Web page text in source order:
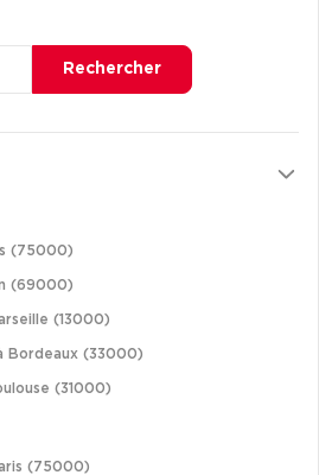
Rechercher
(75000)
(69000)
(13000)
Bordeaux (33000)
(31000)
(75000)